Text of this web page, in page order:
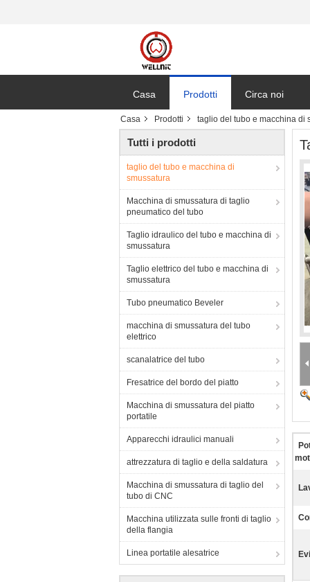
Casa Prodotti Circa noi
Casa Prodotti taglio del tubo e macchina di
Tutti i prodotti
taglio del tubo e macchina di
smussatura
Macchina di smussatura di taglio
pneumatico del tubo
Taglio idraulico del tubo e macchina di
smussatura
Taglio elettrico del tubo e macchina di
smussatura
Tubo pneumatico Beveler
macchina di smussatura del tubo
elettrico
scanalatrice del tubo
Fresatrice del bordo del piatto
Macchina di smussatura del piatto
portatile
Apparecchi idraulici manuali
attrezzatura di taglio e della saldatura
Macchina di smussatura di taglio del
tubo di CNC
Macchina utilizzata sulle fronti di taglio
della flangia
Linea portatile alesatrice